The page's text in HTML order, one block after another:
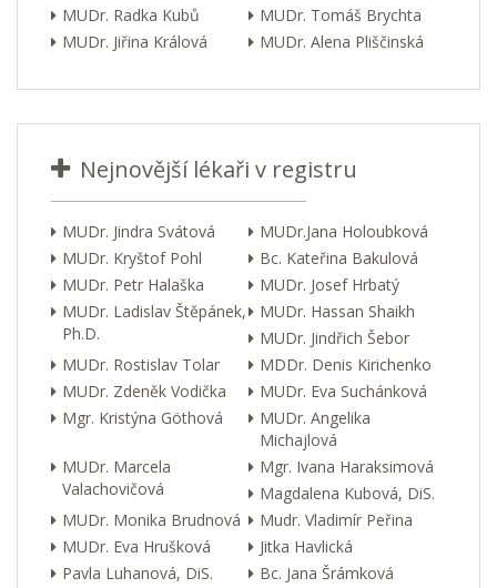
MUDr. Radka Kubů
MUDr. Tomáš Brychta
MUDr. Jiřina Králová
MUDr. Alena Pliščinská
Nejnovější lékaři v registru
MUDr. Jindra Svátová
MUDr.Jana Holoubková
MUDr. Kryštof Pohl
Bc. Kateřina Bakulová
MUDr. Petr Halaška
MUDr. Josef Hrbatý
MUDr. Ladislav Štěpánek,
Ph.D.
MUDr. Hassan Shaikh
MUDr. Jindřich Šebor
MUDr. Rostislav Tolar
MDDr. Denis Kirichenko
MUDr. Zdeněk Vodička
MUDr. Eva Suchánková
Mgr. Kristýna Göthová
MUDr. Angelika
Michajlová
MUDr. Marcela
Valachovičová
Mgr. Ivana Haraksimová
Magdalena Kubová, DiS.
MUDr. Monika Brudnová
Mudr. Vladimír Peřina
MUDr. Eva Hrušková
Jitka Havlická
Pavla Luhanová, DiS.
Bc. Jana Šrámková